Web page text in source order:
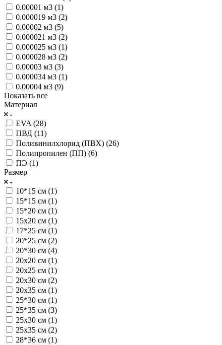
0.00001 м3 (1)
0.000019 м3 (2)
0.00002 м3 (5)
0.000021 м3 (2)
0.000025 м3 (1)
0.000028 м3 (2)
0.00003 м3 (3)
0.000034 м3 (1)
0.00004 м3 (9)
Показать все
Материал
EVA (28)
ПВД (11)
Поливинилхлорид (ПВХ) (26)
Полипропилен (ПП) (6)
ПЭ (1)
Размер
10*15 см (1)
15*15 см (1)
15*20 см (1)
15х20 см (1)
17*25 см (1)
20*25 см (2)
20*30 см (4)
20х20 см (1)
20х25 см (1)
20х30 см (2)
20х35 см (1)
25*30 см (1)
25*35 см (3)
25х30 см (1)
25х35 см (2)
28*36 см (1)